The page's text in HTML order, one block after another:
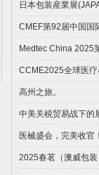
CMEF第92届中国国
Medtec China 2025
CCME2025全球医疗
高州之旅。
中美关税贸易战下的
医械盛会，完美收官
2025春茗（澳威包装